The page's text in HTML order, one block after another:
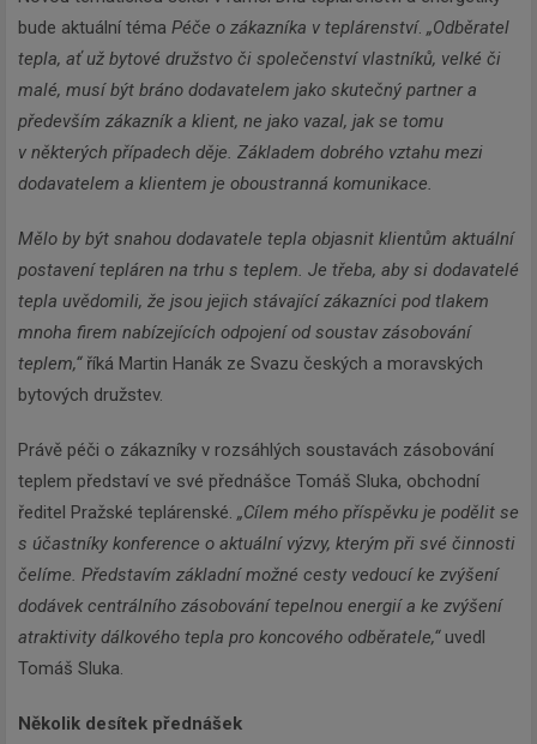
bude aktuální téma Péče o zákazníka v teplárenství. „Odběratel
tepla, ať už bytové družstvo či společenství vlastníků, velké či
malé, musí být bráno dodavatelem jako skutečný partner a
především zákazník a klient, ne jako vazal, jak se tomu
v některých případech děje. Základem dobrého vztahu mezi
dodavatelem a klientem je oboustranná komunikace.
Mělo by být snahou dodavatele tepla objasnit klientům aktuální
postavení tepláren na trhu s teplem. Je třeba, aby si dodavatelé
tepla uvědomili, že jsou jejich stávající zákazníci pod tlakem
mnoha firem nabízejících odpojení od soustav zásobování
teplem,“říká Martin Hanák ze Svazu českých a moravských
bytových družstev.
Právě péči o zákazníky v rozsáhlých soustavách zásobování
teplem představí ve své přednášce Tomáš Sluka, obchodní
ředitel Pražské teplárenské. „Cílem mého příspěvku je podělit se
s účastníky konference o aktuální výzvy, kterým při své činnosti
čelíme. Představím základní možné cesty vedoucí ke zvýšení
dodávek centrálního zásobování tepelnou energií a ke zvýšení
atraktivity dálkového tepla pro koncového odběratele,“uvedl
Tomáš Sluka.
Několik desítek přednášek